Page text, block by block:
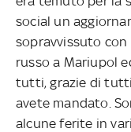
social un
sopravvissuto
russo a Mariupol
tutti, grazie di
avete mandato.
alcune ferite in